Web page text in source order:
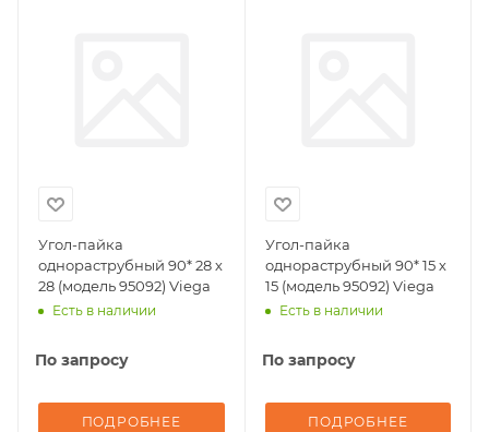
Угол-пайка
однораструбный 90* 28 х
28 (модель 95092) Viega
Есть в наличии
По запросу
ПОДРОБНЕЕ
Угол-пайка
однораструбный 90* 15 х
15 (модель 95092) Viega
Есть в наличии
По запросу
ПОДРОБНЕЕ